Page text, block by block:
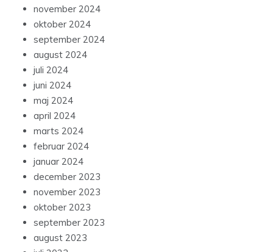
november 2024
oktober 2024
september 2024
august 2024
juli 2024
juni 2024
maj 2024
april 2024
marts 2024
februar 2024
januar 2024
december 2023
november 2023
oktober 2023
september 2023
august 2023